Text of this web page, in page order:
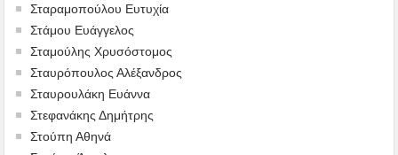
Σταραμοπούλου Ευτυχία
Στάμου Ευάγγελος
Σταμούλης Χρυσόστομος
Σταυρόπουλος Αλέξανδρος
Σταυρουλάκη Ευάννα
Στεφανάκης Δημήτρης
Στούπη Αθηνά